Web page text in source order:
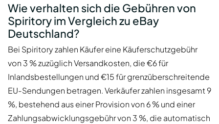
Wie verhalten sich die Gebühren von
Spiritory im Vergleich zu eBay
Deutschland?
Bei Spiritory zahlen Käufer eine Käuferschutzgebühr
von 3 % zuzüglich Versandkosten, die €6 für
Inlandsbestellungen und €15 für grenzüberschreitende
EU-Sendungen betragen. Verkäufer zahlen insgesamt 9
%, bestehend aus einer Provision von 6 % und einer
Zahlungsabwicklungsgebühr von 3 %, die automatisch